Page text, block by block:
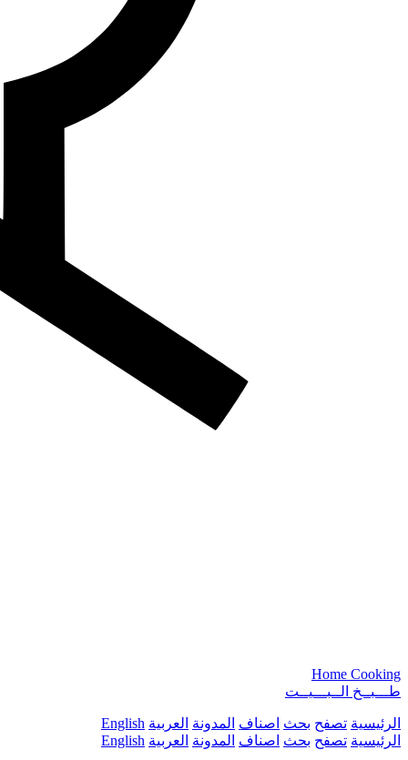
Home Cooking
طـــبــخ الــبـــيــت
الرئيسية تصفح بحث اصناف المدونة العربية English
الرئيسية تصفح بحث اصناف المدونة العربية English